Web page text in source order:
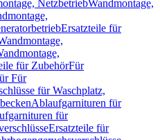
NetzbetriebWandmontage,
Ersatzteile für
für ZubehörFür
Für
für Waschplatz,
Ablaufgarnituren für
für
Ersatzteile für